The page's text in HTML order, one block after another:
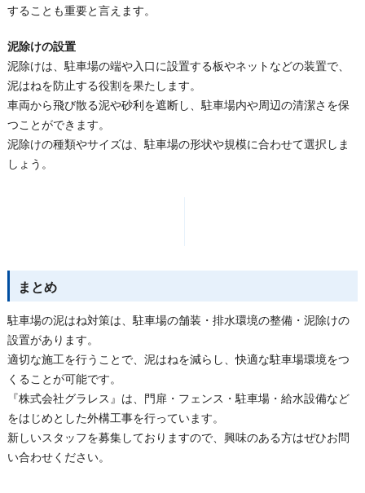
することも重要と言えます。
泥除けの設置
泥除けは、駐車場の端や入口に設置する板やネットなどの装置で、
泥はねを防止する役割を果たします。
車両から飛び散る泥や砂利を遮断し、駐車場内や周辺の清潔さを保
つことができます。
泥除けの種類やサイズは、駐車場の形状や規模に合わせて選択しま
しょう。
まとめ
駐車場の泥はね対策は、駐車場の舗装・排水環境の整備・泥除けの
設置があります。
適切な施工を行うことで、泥はねを減らし、快適な駐車場環境をつ
くることが可能です。
『株式会社グラレス』は、門扉・フェンス・駐車場・給水設備など
をはじめとした外構工事を行っています。
新しいスタッフを募集しておりますので、興味のある方はぜひお問
い合わせください。